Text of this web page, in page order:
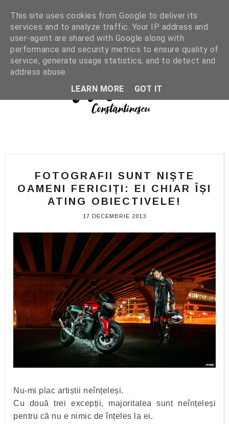
FOTOGRAFII SUNT NIȘTE
OAMENI FERICIȚI: EI CHIAR ÎȘI
ATING OBIECTIVELE!
17 DECEMBRIE 2013
Nu-mi plac artiștii neînțeleși.
Cu două trei excepții, majoritatea sunt neînțeleși
pentru că nu e nimic de înțeles la ei.
This site uses cookies from Google to deliver its
services and to analyze traffic. Your IP address and
user-agent are shared with Google along with
performance and security metrics to ensure quality of
service, generate usage statistics, and to detect and
address abuse.
LEARN MORE
GOT IT